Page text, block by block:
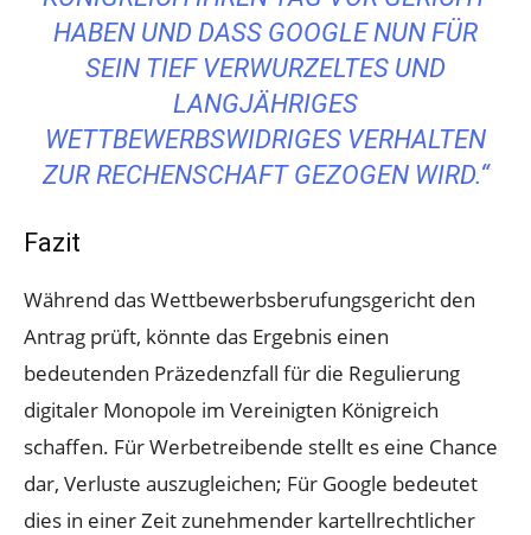
HABEN UND DASS GOOGLE NUN FÜR
SEIN TIEF VERWURZELTES UND
LANGJÄHRIGES
WETTBEWERBSWIDRIGES VERHALTEN
ZUR RECHENSCHAFT GEZOGEN WIRD.“
Fazit
Während das Wettbewerbsberufungsgericht den
Antrag prüft, könnte das Ergebnis einen
bedeutenden Präzedenzfall für die Regulierung
digitaler Monopole im Vereinigten Königreich
schaffen. Für Werbetreibende stellt es eine Chance
dar, Verluste auszugleichen; Für Google bedeutet
dies in einer Zeit zunehmender kartellrechtlicher